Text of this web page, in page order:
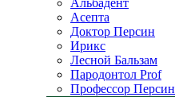
Альбадент
Асепта
Доктор Персин
Ирикс
Лесной Бальзам
Пародонтол Prof
Профессор Персин